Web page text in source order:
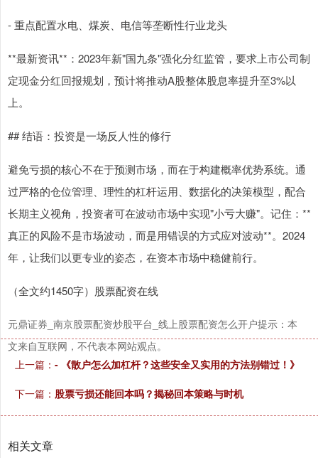
- 重点配置水电、煤炭、电信等垄断性行业龙头
**最新资讯**：2023年新"国九条"强化分红监管，要求上市公司制
定现金分红回报规划，预计将推动A股整体股息率提升至3%以
上。
## 结语：投资是一场反人性的修行
避免亏损的核心不在于预测市场，而在于构建概率优势系统。通
过严格的仓位管理、理性的杠杆运用、数据化的决策模型，配合
长期主义视角，投资者可在波动市场中实现"小亏大赚"。记住：**
真正的风险不是市场波动，而是用错误的方式应对波动**。2024
年，让我们以更专业的姿态，在资本市场中稳健前行。
（全文约1450字）股票配资在线
元鼎证券_南京股票配资炒股平台_线上股票配资怎么开户提示：本
文来自互联网，不代表本网站观点。
上一篇： - 《散户怎么加杠杆？这些安全又实用的方法别错过！》
下一篇： 股票亏损还能回本吗？揭秘回本策略与时机
相关文章
沪深300 4651.31 -6.85 -0.15%